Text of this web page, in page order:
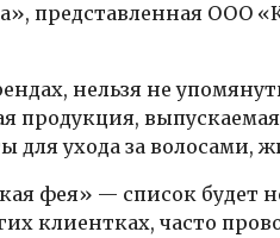
представленная ООО
нельзя не
продукция,
для ухода за волосами,
фея» — список будет
клиентках, часто